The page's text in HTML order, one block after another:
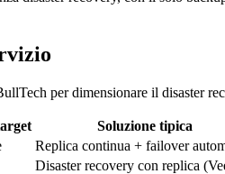
per dimensionare il disaster
Soluzione tipica
Replica continua + failover
Disaster recovery con replica